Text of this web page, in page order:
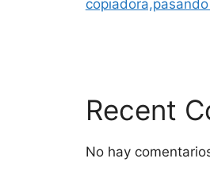
Recent
No hay